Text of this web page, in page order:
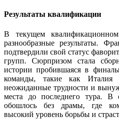
Результаты квалификации
В текущем
разнообразные результаты.
подтвердили свой статус
групп. Сюрпризом стала
истории пробившаяся в
команды, такие как Италия
неожиданные трудности и
места до последнего тура. В
обошлось без драмы, где
высокий уровень борьбы и